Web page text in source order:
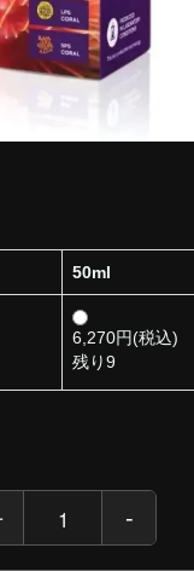
50ml
6,270円(税込)
残り9